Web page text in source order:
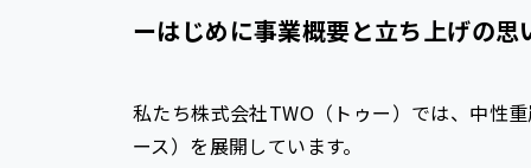
ーはじめに事業概要と立ち上げの
私たち株式会社TWO（トゥー）では、中性
ース）を展開しています。